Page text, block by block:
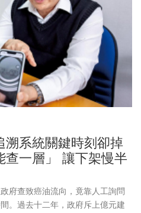
溯系統關鍵時刻卻掉
一層」 讓下架慢半
府查致癌油流向，竟靠人工詢問
。過去十二年，政府斥上億元建